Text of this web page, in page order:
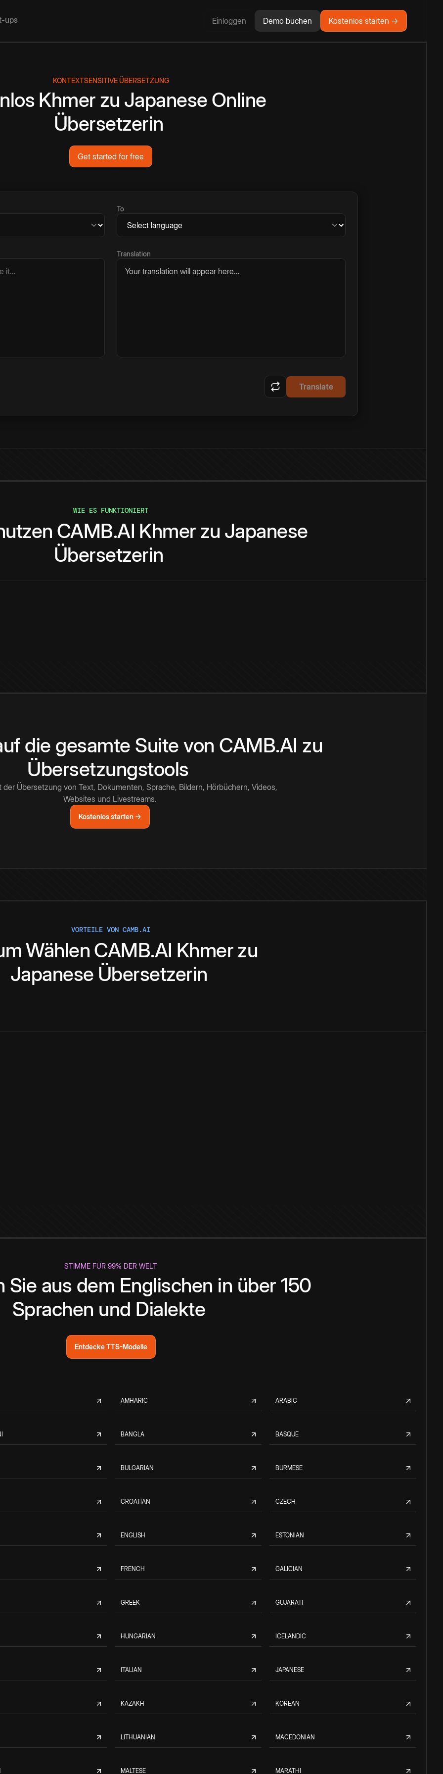
ups Einloggen Demo buchen Kostenlos starten →
KONTEXTSENSITIVE ÜBERSETZUNG
Khmer zu Japanese Online
Übersetzerin
Get started for free
To
Translation
Your translation will appear here...
Translate
WIE ES FUNKTIONIERT
CAMB.AI Khmer zu Japanese
Übersetzerin
die gesamte Suite von CAMB.AI zu
Übersetzungstools
der Übersetzung von Text, Dokumenten, Sprache, Bildern, Hörbüchern, Videos,
Websites und Livestreams.
Kostenlos starten →
VORTEILE VON CAMB.AI
Wählen CAMB.AI Khmerzu
Japanese Übersetzerin
STIMME FÜR 99% DER WELT
Sie aus dem Englischen in über 150
Sprachen und Dialekte
Entdecke TTS-Modelle
AMHARIC ARABIC
BANGLA BASQUE
BULGARIAN BURMESE
CROATIAN CZECH
ENGLISH ESTONIAN
FRENCH GALICIAN
GREEK GUJARATI
HUNGARIAN ICELANDIC
ITALIAN JAPANESE
KAZAKH KOREAN
LITHUANIAN MACEDONIAN
MALTESE MARATHI